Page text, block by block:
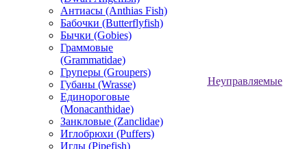
Антиасы (Anthias Fish)
Бабочки (Butterflyfish)
Бычки (Gobies)
Граммовые
(Grammatidae)
Груперы (Groupers)
Губаны (Wrasse)
Единороговые
(Monacanthidae)
Занкловые (Zanclidae)
Иглобрюхи (Puffers)
Иглы (Pipefish)
Неуправляемые